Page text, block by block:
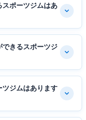
ポーツジムはあ
きるスポーツジ
ジムはあります